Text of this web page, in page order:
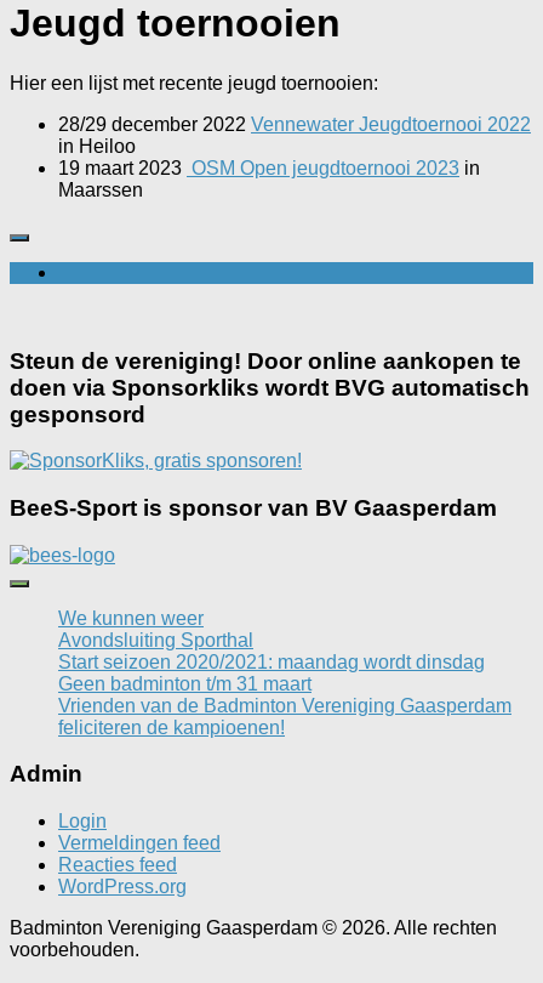
Jeugd toernooien
Hier een lijst met recente jeugd toernooien:
28/29 december 2022 Vennewater Jeugdtoernooi 2022
in Heiloo
19 maart 2023 OSM Open jeugdtoernooi 2023 in
Maarssen
Steun de vereniging! Door online aankopen te
doen via Sponsorkliks wordt BVG automatisch
gesponsord
BeeS-Sport is sponsor van BV Gaasperdam
We kunnen weer
Avondsluiting Sporthal
Start seizoen 2020/2021: maandag wordt dinsdag
Geen badminton t/m 31 maart
Vrienden van de Badminton Vereniging Gaasperdam
feliciteren de kampioenen!
Admin
Login
Vermeldingen feed
Reacties feed
WordPress.org
Badminton Vereniging Gaasperdam © 2026. Alle rechten
voorbehouden.